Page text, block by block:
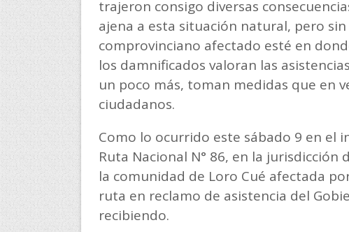
trajeron consigo diversas
ajena a esta situación natural, pero
comprovinciano afectado esté en
los damnificados valoran las
un poco más, toman medidas que en
ciudadanos.
Como lo ocurrido este sábado 9 en el
Ruta Nacional N° 86, en la
la comunidad de Loro Cué afectada
ruta en reclamo de asistencia del
recibiendo.